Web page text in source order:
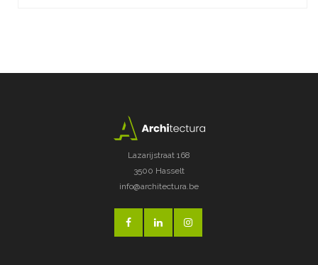
Lazarijstraat 168
3500 Hasselt
info@architectura.be